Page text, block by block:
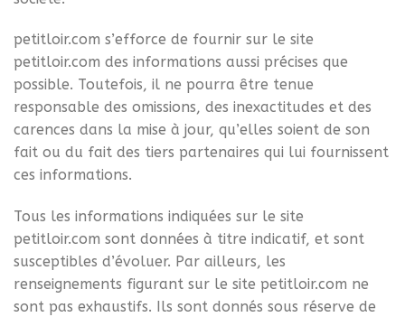
petitloir.com s’efforce de fournir sur le site
petitloir.com des informations aussi précises que
possible. Toutefois, il ne pourra être tenue
responsable des omissions, des inexactitudes et des
carences dans la mise à jour, qu’elles soient de son
fait ou du fait des tiers partenaires qui lui fournissent
ces informations.
Tous les informations indiquées sur le site
petitloir.com sont données à titre indicatif, et sont
susceptibles d’évoluer. Par ailleurs, les
renseignements figurant sur le site petitloir.com ne
sont pas exhaustifs. Ils sont donnés sous réserve de